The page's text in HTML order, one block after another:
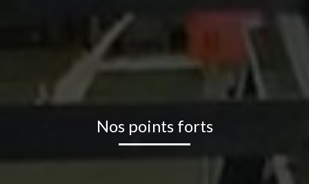
Nos points forts